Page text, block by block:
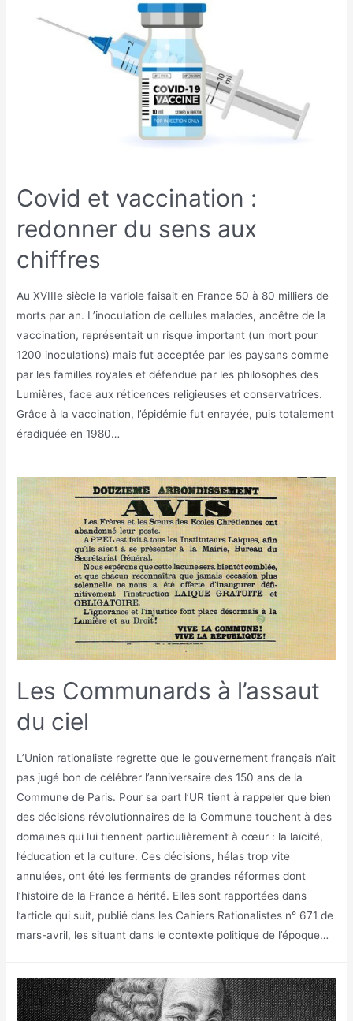
Covid et vaccination :
redonner du sens aux
chiffres
Au XVIIIe siècle la variole faisait en France 50 à 80 milliers de
morts par an. L’inoculation de cellules malades, ancêtre de la
vaccination, représentait un risque important (un mort pour
1200 inoculations) mais fut acceptée par les paysans comme
par les familles royales et défendue par les philosophes des
Lumières, face aux réticences religieuses et conservatrices.
Grâce à la vaccination, l’épidémie fut enrayée, puis totalement
éradiquée en 1980…
Les Communards à l’assaut
du ciel
L’Union rationaliste regrette que le gouvernement français n’ait
pas jugé bon de célébrer l’anniversaire des 150 ans de la
Commune de Paris. Pour sa part l’UR tient à rappeler que bien
des décisions révolutionnaires de la Commune touchent à des
domaines qui lui tiennent particulièrement à cœur : la laïcité,
l’éducation et la culture. Ces décisions, hélas trop vite
annulées, ont été les ferments de grandes réformes dont
l’histoire de la France a hérité. Elles sont rapportées dans
l’article qui suit, publié dans les Cahiers Rationalistes n° 671 de
mars-avril, les situant dans le contexte politique de l’époque…